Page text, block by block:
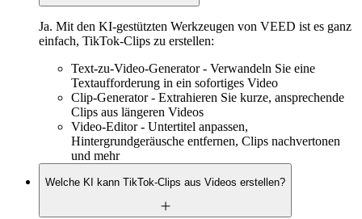
Ja. Mit den KI-gestützten Werkzeugen von VEED ist es ganz
einfach, TikTok-Clips zu erstellen:
Text-zu-Video-Generator - Verwandeln Sie eine
Textaufforderung in ein sofortiges Video
Clip-Generator - Extrahieren Sie kurze, ansprechende
Clips aus längeren Videos
Video-Editor - Untertitel anpassen,
Hintergrundgeräusche entfernen, Clips nachvertonen
und mehr
Welche KI kann TikTok-Clips aus Videos erstellen?